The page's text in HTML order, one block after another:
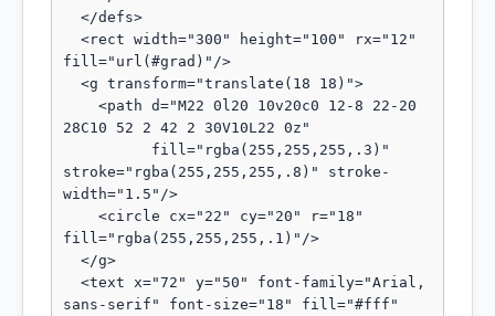
fill="url(#grad)"/>
28C10 52 2 42 2 30V10L22 0z"
stroke="rgba(255,255,255,.8)" stroke-
width="1.5"/>
fill="rgba(255,255,255,.1)"/>
sans-serif" font-size="18" fill="#fff"